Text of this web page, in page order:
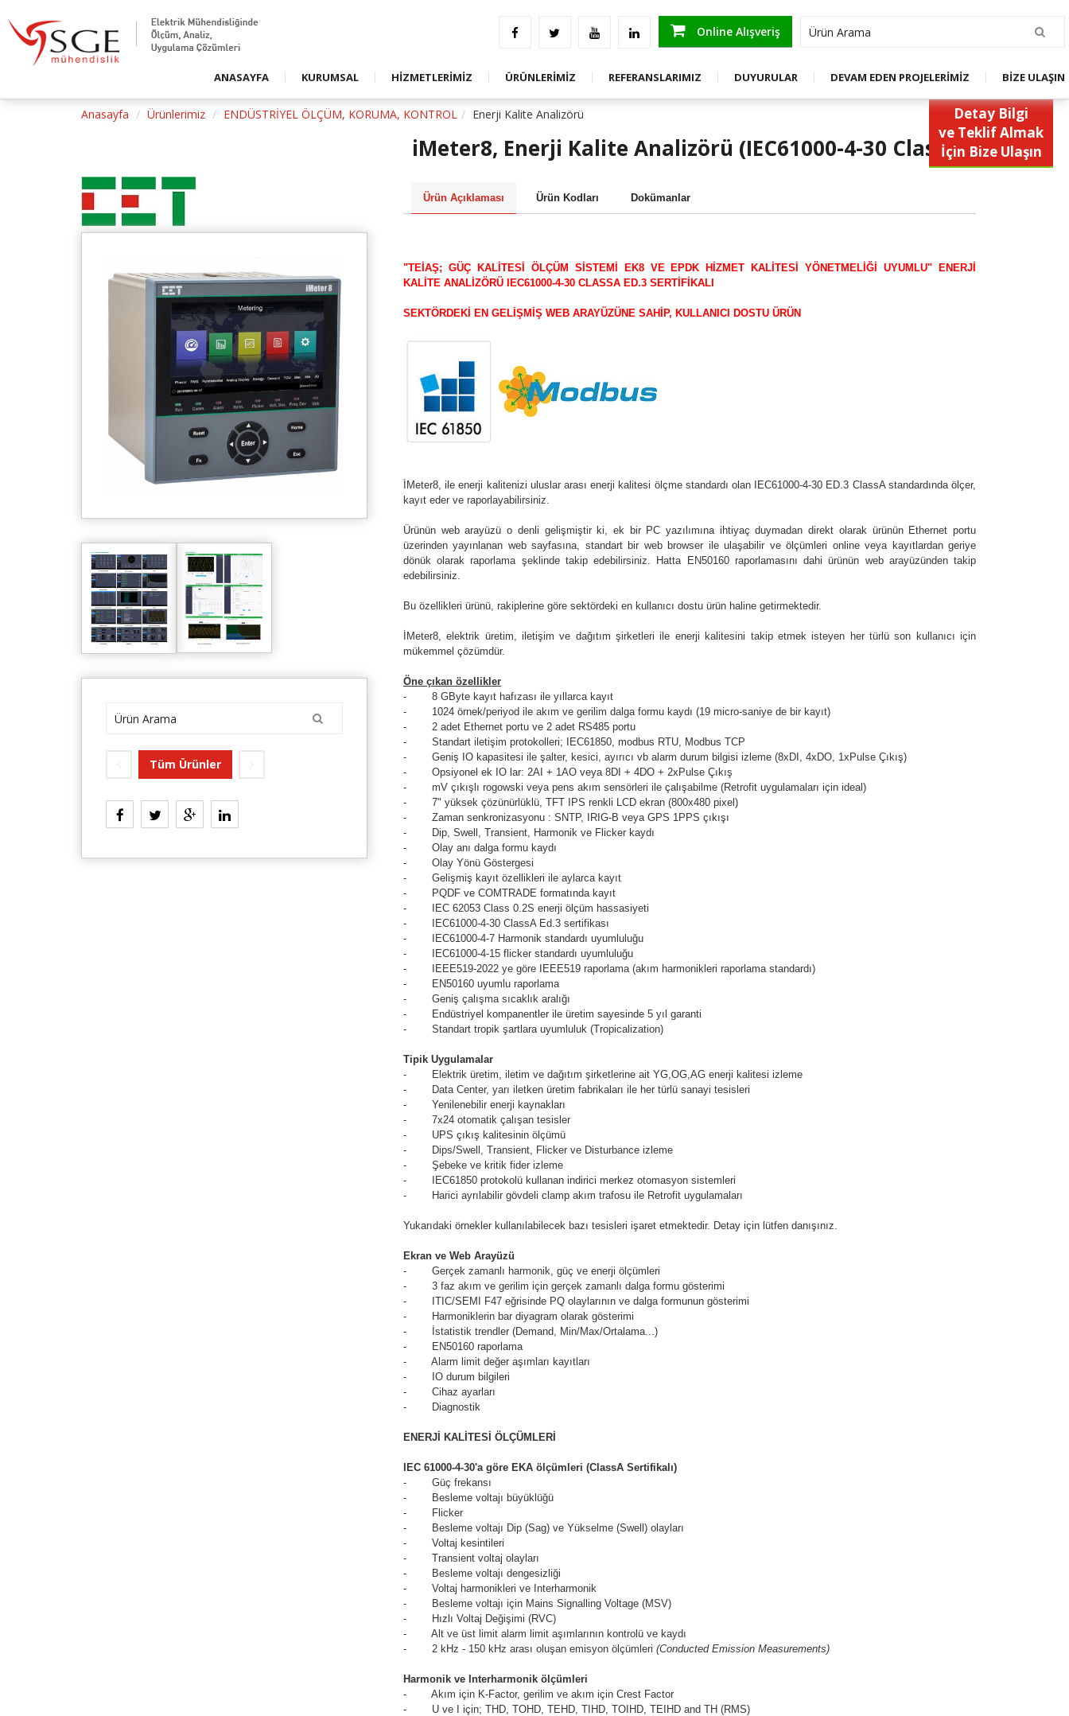
Online Alışveriş
ANASAYFA KURUMSAL
Basında SGE
HİZMETLERİMİZ
Danışmanlık
ÜRÜNLERİMİZ
ENERJİ KALİTESİ ÇÖZÜMLERİ
STOK FAZLASI ÜRÜNLERREFERANSLARIMIZ DUYURULAR DEVAM EDEN PROJELERİMİZ BİZE ULAŞIN
Anasayfa Ürünlerimiz ENDÜSTRİYEL ÖLÇÜM, KORUMA, KONTROL Enerji Kalite Analizörü
Detay Bilgi
ve Teklif Almak
İçin Bize Ulaşın
Tüm Ürünler
iMeter8, Enerji Kalite Analizörü (IEC61000-4-30 ClassA)
Ürün Açıklaması Ürün Kodları Dokümanlar
"TEİAŞ; GÜÇ KALİTESİ ÖLÇÜM SİSTEMİ EK8 VE EPDK HİZMET KALİTESİ YÖNETMELİĞİ UYUMLU" ENERJİ
KALİTE ANALİZÖRÜ IEC61000-4-30 CLASSA ED.3 SERTİFİKALI
SEKTÖRDEKİ EN GELİŞMİŞ WEB ARAYÜZÜNE SAHİP, KULLANICI DOSTU ÜRÜN
İMeter8, ile enerji kalitenizi uluslar arası enerji kalitesi ölçme standardı olan IEC61000-4-30 ED.3 ClassA standardında ölçer,
kayıt eder ve raporlayabilirsiniz.
Ürünün web arayüzü o denli gelişmiştir ki, ek bir PC yazılımına ihtiyaç duymadan direkt olarak ürünün Ethernet portu
üzerinden yayınlanan web sayfasına, standart bir web browser ile ulaşabilir ve ölçümleri online veya kayıtlardan geriye
dönük olarak raporlama şeklinde takip edebilirsiniz. Hatta EN50160 raporlamasını dahi ürünün web arayüzünden takip
edebilirsiniz.
Bu özellikleri ürünü, rakiplerine göre sektördeki en kullanıcı dostu ürün haline getirmektedir.
İMeter8, elektrik üretim, iletişim ve dağıtım şirketleri ile enerji kalitesini takip etmek isteyen her türlü son kullanıcı için
mükemmel çözümdür.
Öne çıkan özellikler
- 8 GByte kayıt hafızası ile yıllarca kayıt
- 1024 örnek/periyod ile akım ve gerilim dalga formu kaydı (19 micro-saniye de bir kayıt)
- 2 adet Ethernet portu ve 2 adet RS485 portu
- Standart iletişim protokolleri; IEC61850, modbus RTU, Modbus TCP
- Geniş IO kapasitesi ile şalter, kesici, ayırıcı vb alarm durum bilgisi izleme (8xDI, 4xDO, 1xPulse Çıkış)
- Opsiyonel ek IO lar: 2AI + 1AO veya 8DI + 4DO + 2xPulse Çıkış
- mV çıkışlı rogowski veya pens akım sensörleri ile çalışabilme (Retrofit uygulamaları için ideal)
- 7" yüksek çözünürlüklü, TFT IPS renkli LCD ekran (800x480 pixel)
- Zaman senkronizasyonu : SNTP, IRIG-B veya GPS 1PPS çıkışı
- Dip, Swell, Transient, Harmonik ve Flicker kaydı
- Olay anı dalga formu kaydı
- Olay Yönü Göstergesi
- Gelişmiş kayıt özellikleri ile aylarca kayıt
- PQDF ve COMTRADE formatında kayıt
- IEC 62053 Class 0.2S enerji ölçüm hassasiyeti
- IEC61000-4-30 ClassA Ed.3 sertifikası
- IEC61000-4-7 Harmonik standardı uyumluluğu
- IEC61000-4-15 flicker standardı uyumluluğu
- IEEE519-2022 ye göre IEEE519 raporlama (akım harmonikleri raporlama standardı)
- EN50160 uyumlu raporlama
- Geniş çalışma sıcaklık aralığı
- Endüstriyel kompanentler ile üretim sayesinde 5 yıl garanti
- Standart tropik şartlara uyumluluk (Tropicalization)
Tipik Uygulamalar
- Elektrik üretim, iletim ve dağıtım şirketlerine ait YG,OG,AG enerji kalitesi izleme
- Data Center, yarı iletken üretim fabrikaları ile her türlü sanayi tesisleri
- Yenilenebilir enerji kaynakları
- 7x24 otomatik çalışan tesisler
- UPS çıkış kalitesinin ölçümü
- Dips/Swell, Transient, Flicker ve Disturbance izleme
- Şebeke ve kritik fider izleme
- IEC61850 protokolü kullanan indirici merkez otomasyon sistemleri
- Harici ayrılabilir gövdeli clamp akım trafosu ile Retrofit uygulamaları
Yukarıdaki örnekler kullanılabilecek bazı tesisleri işaret etmektedir. Detay için lütfen danışınız.
Ekran ve Web Arayüzü
- Gerçek zamanlı harmonik, güç ve enerji ölçümleri
- 3 faz akım ve gerilim için gerçek zamanlı dalga formu gösterimi
- ITIC/SEMI F47 eğrisinde PQ olaylarının ve dalga formunun gösterimi
- Harmoniklerin bar diyagram olarak gösterimi
- İstatistik trendler (Demand, Min/Max/Ortalama...)
- EN50160 raporlama
- Alarm limit değer aşımları kayıtları
- IO durum bilgileri
- Cihaz ayarları
- Diagnostik
ENERJİ KALİTESİ ÖLÇÜMLERİ
IEC 61000-4-30'a göre EKA ölçümleri (ClassA Sertifikalı)
- Güç frekansı
- Besleme voltajı büyüklüğü
- Flicker
- Besleme voltajı Dip (Sag) ve Yükselme (Swell) olayları
- Voltaj kesintileri
- Transient voltaj olayları
- Besleme voltajı dengesizliği
- Voltaj harmonikleri ve Interharmonik
- Besleme voltajı için Mains Signalling Voltage (MSV)
- Hızlı Voltaj Değişimi (RVC)
- Alt ve üst limit alarm limit aşımlarının kontrolü ve kaydı
- 2 kHz - 150 kHz arası oluşan emisyon ölçümleri (Conducted Emission Measurements)
Harmonik ve Interharmonik ölçümleri
- Akım için K-Factor, gerilim ve akım için Crest Factor
- U ve I için; THD, TOHD, TEHD, TIHD, TOIHD, TEIHD and TH (RMS)